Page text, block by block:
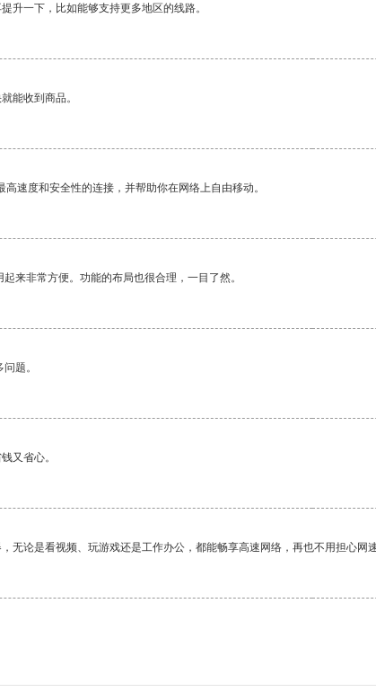
升一下，比如能够支持更多地区的线路。
能收到商品。
速度和安全性的连接，并帮助你在网络上自由移动。
来非常方便。功能的布局也很合理，一目了然。
题。
又省心。
无论是看视频、玩游戏还是工作办公，都能畅享高速网络，再也不用担心